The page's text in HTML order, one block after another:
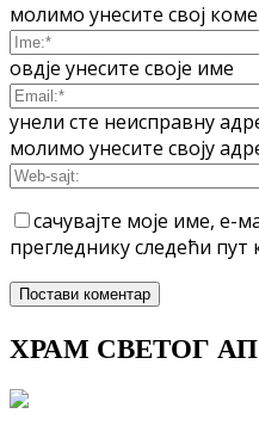
молимо унесите свој
овдје унесите своје име
унели сте неисправну
молимо унесите своју
сачувајте моје име, е-
прегледнику следећи
ХРАМ СВЕТОГ